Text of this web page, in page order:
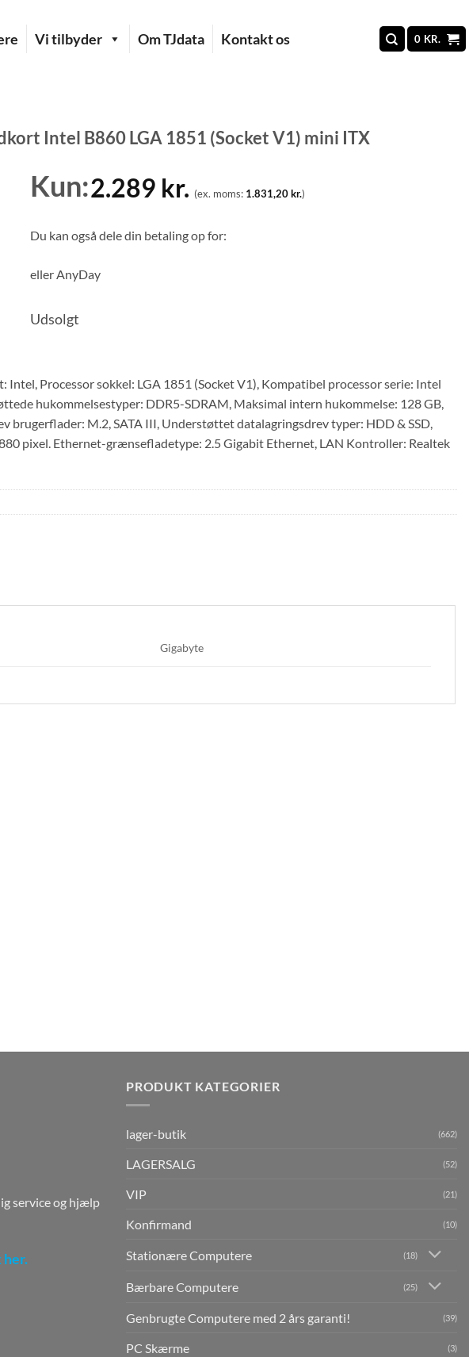
Vi tilbyder Om TJdata Kontakt os 0 KR.
Intel B860 LGA 1851 (Socket V1) mini ITX
Kun:2.289 kr. (ex. moms: 1.831,20kr.)
Du kan også dele din betaling op for:
ellerAnyDay
Udsolgt
Intel, Processor sokkel: LGA 1851 (Socket V1), Kompatibel processor serie: Intel
hukommelsestyper: DDR5-SDRAM, Maksimal intern hukommelse: 128 GB,
brugerflader: M.2, SATA III, Understøttet datalagringsdrev typer: HDD & SSD,
pixel. Ethernet-grænsefladetype: 2.5 Gigabit Ethernet, LAN Kontroller: Realtek
Gigabyte
service og hjælp
her.
PRODUKT KATEGORIER
lager-butik (662)
LAGERSALG (52)
VIP (21)
Konfirmand (10)
Stationære Computere (18)
Bærbare Computere (25)
Genbrugte Computere med 2 års garanti! (39)
PC Skærme (3)